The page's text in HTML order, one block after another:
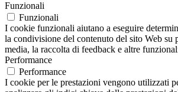
Funzionali
Funzionali
I cookie funzionali aiutano a eseguire
la condivisione del contenuto del sito Web su
media, la raccolta di feedback e altre
Performance
Performance
I cookie per le prestazioni vengono utilizzati